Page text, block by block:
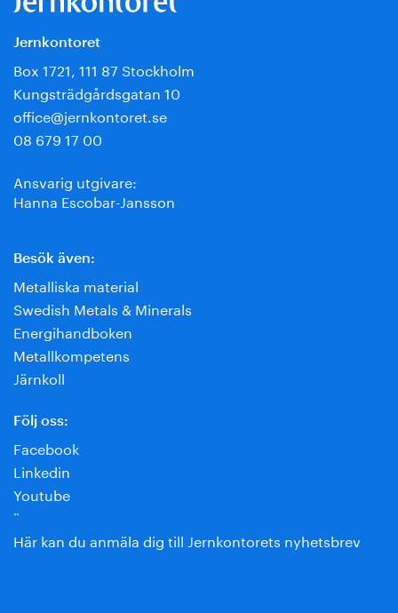
Jernkontoret
Box 1721, 111 87 Stockholm
Kungsträdgårdsgatan 10
office@jernkontoret.se
08 679 17 00
Ansvarig utgivare:
Hanna Escobar-Jansson
Besök även:
Metalliska material
Swedish Metals & Minerals
Energihandboken
Metallkompetens
Järnkoll
Följ oss:
Facebook
Linkedin
Youtube
¨
Här kan du anmäla dig till Jernkontorets nyhetsbrev